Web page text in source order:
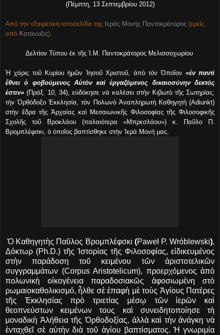
(Πέμπτη, 13 Σεπτεμβρίου 2012)
Από την εξαιρετική ιστοσελίδα της Ιεράς Μονής Παντοκράτορος (εμείς
από Κατάνυξις)
Δελτίον Τύπου ἐκ τῆς Ἱ.Μ. Παντοκράτορος Μελισσοχωρίου
Ἡ χάρις τοῦ Κυρίου ἡμῶν Ἰησοῦ Χριστοῦ, ἀπὸ τὸν Ὁποῖον «ἐν παντὶ
ἔθνει ὁ φοβούμενος Αὐτὸν καὶ ἐργαζόμενος δικαιοσύνην δεκτός
ἐστιν» (Πράξ. 10, 34), εὐδόκησε νὰ καλέσει στὴν Κιβωτὸ τῆς Σωτηρίας,
τὴν Ὀρθόδοξο Ἐκκλησία, τὸν Πολωνὸ Ἀναπληρωτὴ Καθηγητὴ (Adiunkt)
στὴν ἕδρα τῆς Ἀρχαίας καὶ Μεσαιωνικῆς Φιλοσοφίας τῆς Φιλοσοφικῆς
Σχολῆς τοῦ Βροκλάου (παλαιότερα «Μπρεσλάου») κ. Παῦλο Π.
Βρομπλέφσκι, ὁ ὁποῖος βαπτίσθηκε στὴν Ἱερὰ Μονή μας.
Ὁ Καθηγητὴς Παῦλος Βρομπλέφσκι (Paweł P. Wróblewski),
Δόκτωρ (Ph.D.) τῆς Ἱστορίας τῆς Φιλοσοφίας, εἰδικευμένος
στὴν παράδοση τοῦ κειμένου τῶν ἀριστοτελικῶν
συγγραμμάτων (Corpus Aristotelicum), προερχόμενος ἀπὸ
πολωνικὴ οἰκογένεια παραδοσιακῶς ἀφοσιωμένη στὸ
ρωμαιοκαθολικισμό, ἦλθε σὲ ἐπαφὴ μὲ τοὺς Ἁγίους Πατέρες
τῆς Ἐκκλησίας πρὸ τριετίας μέσῳ τῶν ἱερῶν καὶ
θεοπνεύστων κειμένων τους καὶ συνειδητοποίησε τὴ
μοναδικὴ Ἀλήθεια τῆς Ὀρθοδοξίας, ἀλλὰ καὶ τὴν ἀνάγκη νὰ
ἐνταχθεῖ σὲ αὐτὴν διὰ τοῦ ἁγίου βαπτίσματος. Ἡ γνωριμία